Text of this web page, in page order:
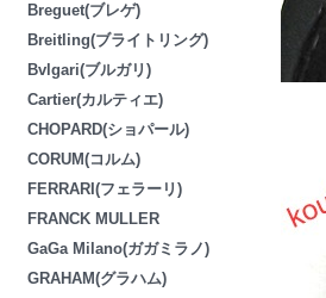
Breguet(ブレゲ)
Breitling(ブライトリング)
Bvlgari(ブルガリ)
Cartier(カルティエ)
CHOPARD(ショパール)
CORUM(コルム)
FERRARI(フェラーリ)
FRANCK MULLER
GaGa Milano(ガガミラノ)
GRAHAM(グラハム)